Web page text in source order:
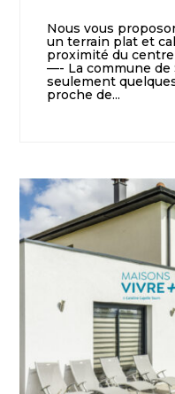
Nous vous
un terrain plat et
proximité du
—- La commune de
seulement
proche de...